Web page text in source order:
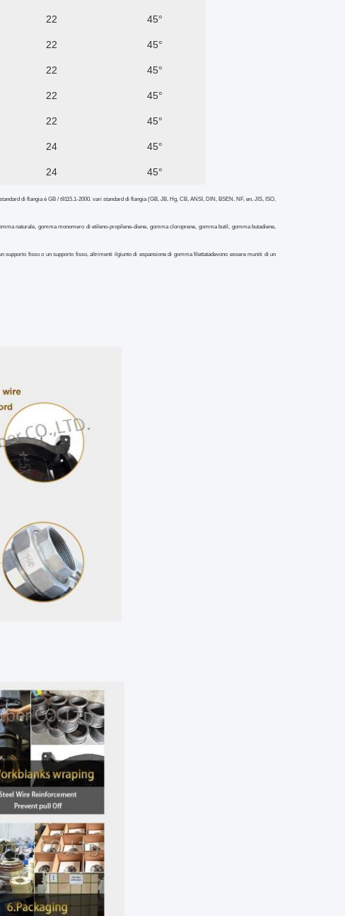
22 45°
22 45°
22 45°
22 45°
22 45°
24 45°
24 45°
di flangia è GB / t9115.1-2000. vari standard di flangia (GB, JB, Hg, CB, ANSI, DIN, BSEN, NF, en, JIS, ISO,
naturale, gomma monomero di etileno-propilene-diene, gomma cloroprene, gomma butil, gomma butadiene,
supporto fisso o un supporto fisso, altrimenti il giunto di espansione di gomma filettatadevono essere muniti di un